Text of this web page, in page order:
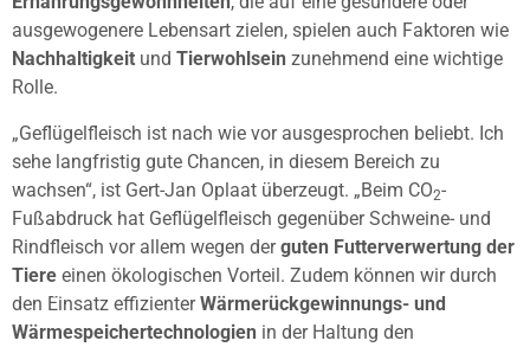
ausgewogenere Lebensart zielen, spielen auch Faktoren wie
Nachhaltigkeit und Tierwohlsein zunehmend eine wichtige
Rolle.
„Geflügelfleisch ist nach wie vor ausgesprochen beliebt. Ich
sehe langfristig gute Chancen, in diesem Bereich zu
wachsen“, ist Gert-Jan Oplaat überzeugt. „Beim CO2-
Fußabdruck hat Geflügelfleisch gegenüber Schweine- und
Rindfleisch vor allem wegen derguten Futterverwertung der
Tiere einen ökologischen Vorteil. Zudem können wir durch
den Einsatz effizienterWärmerückgewinnungs- und
Wärmespeichertechnologien in der Haltung den